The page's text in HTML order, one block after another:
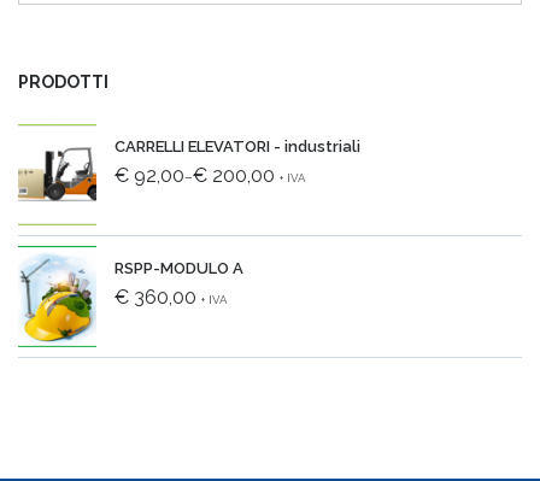
PRODOTTI
CARRELLI ELEVATORI - industriali
€ 92,00–€ 200,00 + IVA
RSPP-MODULO A
€ 360,00 + IVA